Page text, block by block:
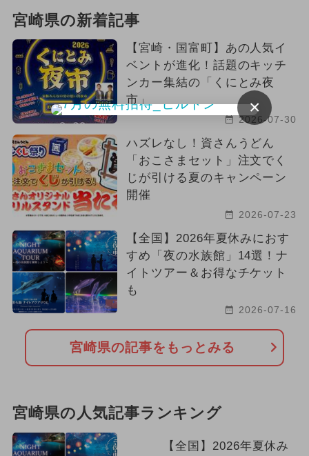
宮崎県の新着記事
【宮崎・国富町】あの人気イ
ベントが進化！話題のキッチ
ンカー集結の「くにとみ夜
市」
2026-07-30
ハズレなし！資さんうどん
「おこさまセット」注文でく
じが引ける夏のキャンペーン
開催
2026-07-23
【全国】2026年夏休みにおす
すめ「夜の水族館」14選！ナ
イトツアー＆お得なチケット
も
2026-07-16
宮崎県の記事をもっとみる
宮崎県の人気記事ランキング
【全国】2026年夏休み
×